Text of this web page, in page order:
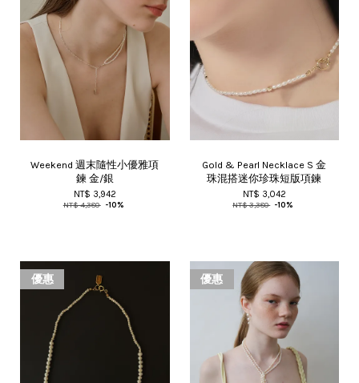
Weekend 週末隨性小優雅項
鍊 金/銀
NT$ 3,942
NT$ 4,380 -10%
Gold & Pearl Necklace S 金
珠混搭迷你珍珠短版項鍊
NT$ 3,042
NT$ 3,380 -10%
優惠 優惠